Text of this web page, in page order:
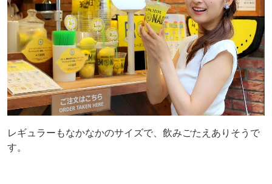
レギュラーもなかなかのサイズで、飲みごたえありそうで
す。